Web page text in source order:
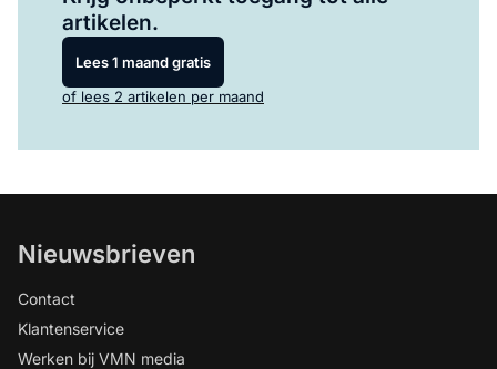
artikelen.
Lees 1 maand gratis
of lees 2 artikelen per maand
Nieuwsbrieven
Contact
Klantenservice
Werken bij VMN media